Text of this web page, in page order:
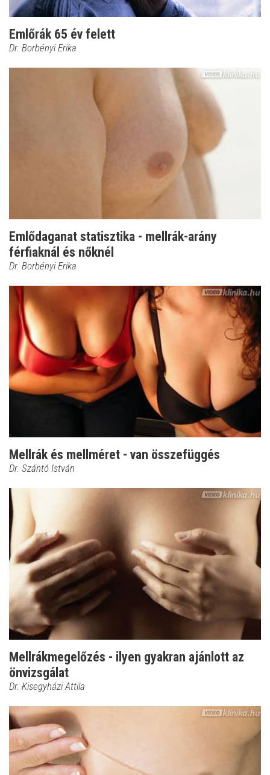
Emlőrák 65 év felett
Dr. Borbényi Erika
Emlődaganat statisztika - mellrák-arány
férfiaknál és nőknél
Dr. Borbényi Erika
Mellrák és mellméret - van összefüggés
Dr. Szántó István
Mellrákmegelőzés - ilyen gyakran ajánlott az
önvizsgálat
Dr. Kisegyházi Attila